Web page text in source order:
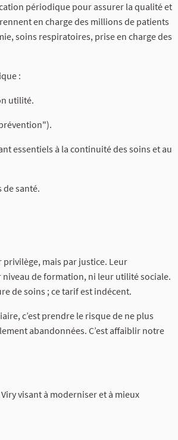
périodique pour assurer la qualité et
en charge des millions de patients
soins respiratoires, prise en charge des
:
utilité.
essentiels à la continuité des soins et au
de santé.
mais par justice. Leur
de formation, ni leur utilité sociale.
de soins ; ce tarif est indécent.
c’est prendre le risque de ne plus
abandonnées. C’est affaiblir notre
visant à moderniser et à mieux